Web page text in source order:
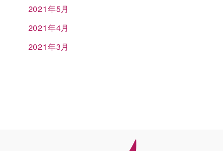
2021年5月
2021年4月
2021年3月